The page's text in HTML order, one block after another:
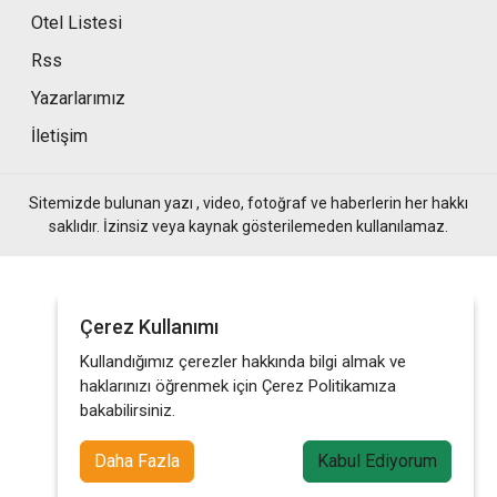
Otel Listesi
Rss
Yazarlarımız
İletişim
Sitemizde bulunan yazı , video, fotoğraf ve haberlerin her hakkı
saklıdır. İzinsiz veya kaynak gösterilemeden kullanılamaz.
Çerez Kullanımı
Kullandığımız çerezler hakkında bilgi almak ve
haklarınızı öğrenmek için Çerez Politikamıza
bakabilirsiniz.
Daha Fazla Kabul Ediyorum